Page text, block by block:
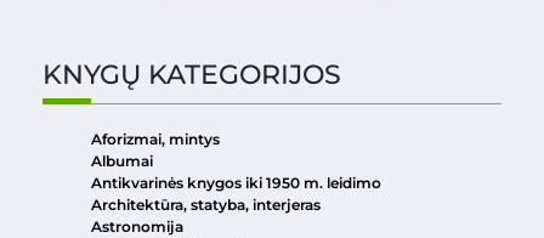
KNYGŲ KATEGORIJOS
Aforizmai, mintys
Albumai
Antikvarinės knygos iki 1950 m. leidimo
Architektūra, statyba, interjeras
Astronomija